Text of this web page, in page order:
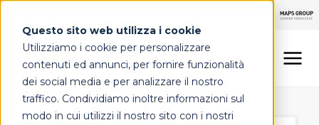
Questo sito web utilizza i cookie
Utilizziamo i cookie per personalizzare
contenuti ed annunci, per fornire funzionalità
dei social media e per analizzare il nostro
traffico. Condividiamo inoltre informazioni sul
modo in cui utilizzi il nostro sito con i nostri
LINEE DI OFFERTA